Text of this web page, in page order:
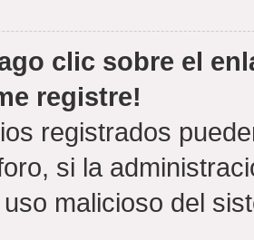
clic sobre el
registre!
registrados
si la
malicioso del